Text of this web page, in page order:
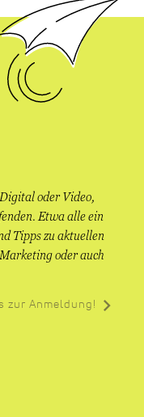
oder Video,
Etwa alle ein
Tipps zu aktuellen
oder auch
zur Anmeldung!